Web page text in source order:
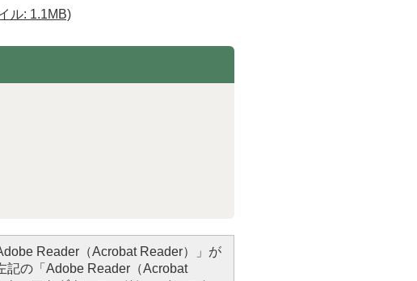
ル: 1.1MB)
Reader（Acrobat Reader）」が
記の「Adobe Reader（Acrobat